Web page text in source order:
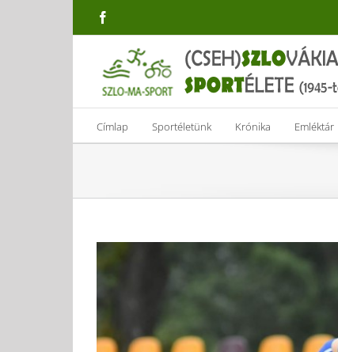
Címlap Sportéletünk Krónika Emléktár